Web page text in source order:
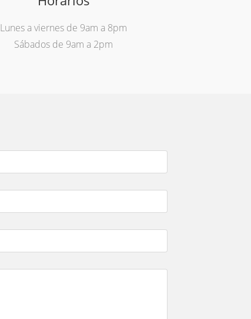
Lunes a viernes de 9am a 8pm
Sábados de 9am a 2pm